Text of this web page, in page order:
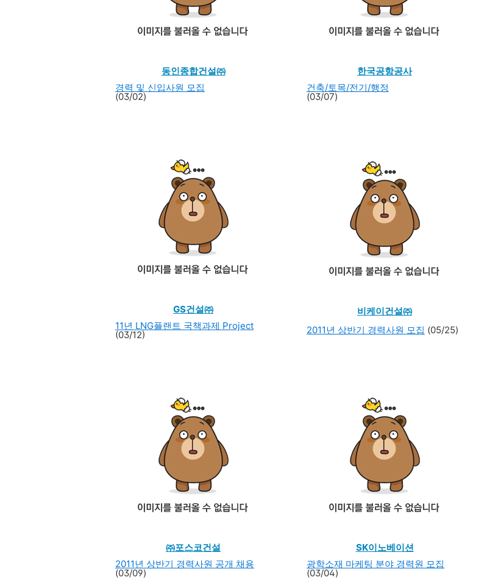
동인종합건설㈜
경력 및 신입사원 모집
(03/02)
한국공항공사
건축/토목/전기/행정
(03/07)
GS건설㈜
11년 LNG플랜트 국책과제 Project
(03/12)
비케이건설㈜
2011년 상반기 경력사원 모집 (05/25)
㈜포스코건설
2011년 상반기 경력사원 공개 채용
(03/09)
SK이노베이션
광학소재 마케팅 분야 경력원 모집
(03/04)